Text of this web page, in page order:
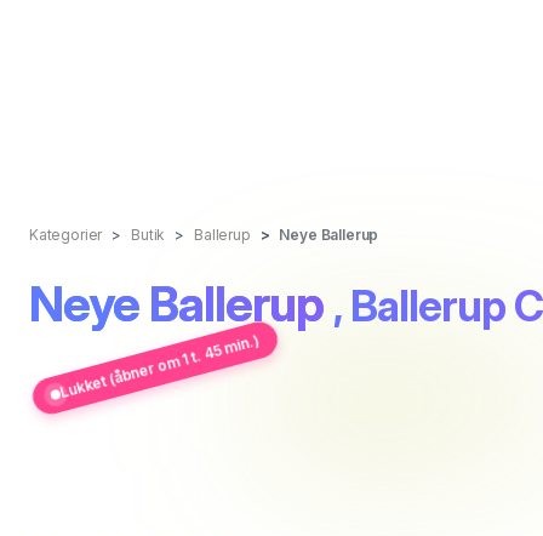
Kategorier Butik Ballerup Neye Ballerup
Neye Ballerup , Ballerup
Lukket (åbner om 1 t. 45 min.)